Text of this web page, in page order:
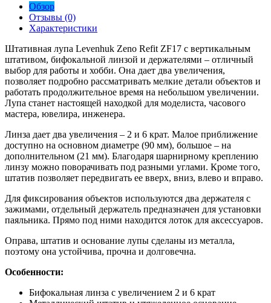
Обзор
Отзывы (0)
Характеристики
Штативная лупа Levenhuk Zeno Refit ZF17 с вертикальным
штативом, бифокальной линзой и держателями – отличный
выбор для работы и хобби. Она дает два увеличения,
позволяет подробно рассматривать мелкие детали объектов и
работать продолжительное время на небольшом увеличении.
Лупа станет настоящей находкой для моделиста, часового
мастера, ювелира, инженера.
Линза дает два увеличения – 2 и 6 крат. Малое приближение
доступно на основном диаметре (90 мм), большое – на
дополнительном (21 мм). Благодаря шарнирному креплению
линзу можно поворачивать под разными углами. Кроме того,
штатив позволяет передвигать ее вверх, вниз, влево и вправо.
Для фиксирования объектов используются два держателя с
зажимами, отдельный держатель предназначен для установки
паяльника. Прямо под ними находится лоток для аксессуаров.
Оправа, штатив и основание лупы сделаны из металла,
поэтому она устойчива, прочна и долговечна.
Особенности:
Бифокальная линза с увеличением 2 и 6 крат